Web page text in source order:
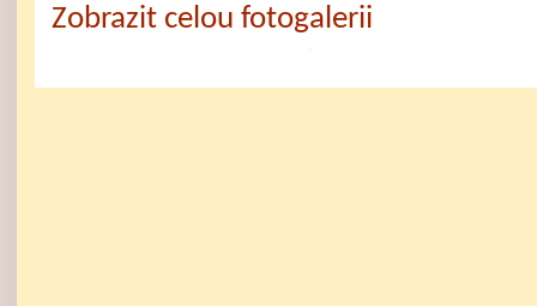
Zobrazit celou fotogalerii